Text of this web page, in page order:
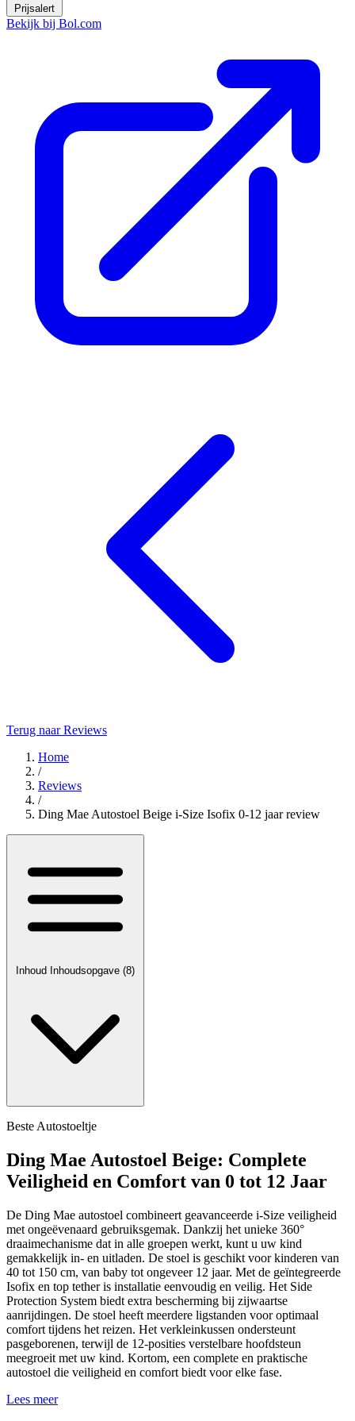
Prijsalert
Bekijk bij Bol.com
Terug naar Reviews
Home
/
Reviews
/
Ding Mae Autostoel Beige i-Size Isofix 0-12 jaar review
Inhoud Inhoudsopgave (8)
Beste Autostoeltje
Ding Mae Autostoel Beige: Complete
Veiligheid en Comfort van 0 tot 12 Jaar
De Ding Mae autostoel combineert geavanceerde i-Size veiligheid
met ongeëvenaard gebruiksgemak. Dankzij het unieke 360°
draaimechanisme dat in alle groepen werkt, kunt u uw kind
gemakkelijk in- en uitladen. De stoel is geschikt voor kinderen van
40 tot 150 cm, van baby tot ongeveer 12 jaar. Met de geïntegreerde
Isofix en top tether is installatie eenvoudig en veilig. Het Side
Protection System biedt extra bescherming bij zijwaartse
aanrijdingen. De stoel heeft meerdere ligstanden voor optimaal
comfort tijdens het reizen. Het verkleinkussen ondersteunt
pasgeborenen, terwijl de 12-posities verstelbare hoofdsteun
meegroeit met uw kind. Kortom, een complete en praktische
autostoel die veiligheid en comfort biedt voor elke fase.
Lees meer